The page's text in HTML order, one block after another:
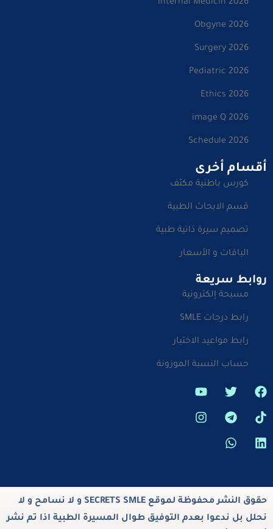
internal Medicin 2026
Obgyne 2026
Surgery 2026
Pediatric 2026
Ethics 2026
image Q 2026
Schedule 2026
أقسام أخرى
كورس باطنية مكثف
قسم الابحاث الطبية
تصميم سيرة ذاتية طبية
الباقات و الأسعار
روابط سريعة
مسبحة إلكترونية
رابط درجات SMLE
رابط مواعيد الاختبار
حساب النسبة الموزونة
حقوق النشر محفوظة لموقع SECRETS SMLE و لا نسامح و لا
نحلل بل ندعوا بعدم التوفيق طوال المسيرة الطبية اذا تم نشر